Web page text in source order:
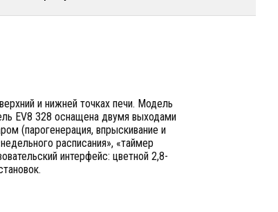
и нижней точках печи. Модель
EV8 328 оснащена двумя выходами
(парогенерация, впрыскивание и
расписания», «таймер
интерфейс: цветной 2,8-